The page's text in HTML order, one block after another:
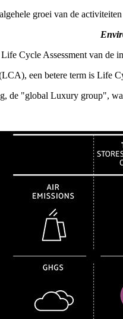
groei van de
Cycle Assessment van de
een betere term is Life
de "global Luxury group",